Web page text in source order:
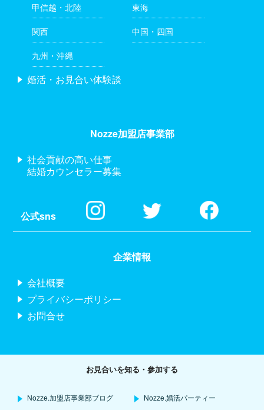
甲信越・北陸 東海
関西 中国・四国
九州・沖縄
婚活・お見合い体験談
Nozze加盟店事業部
社会貢献の高い仕事
結婚カウンセラー募集
公式sns
企業情報
会社概要
プライバシーポリシー
お問合せ
お見合いを知る・参加する
Nozze.加盟店事業部ブログ Nozze.婚活パーティー